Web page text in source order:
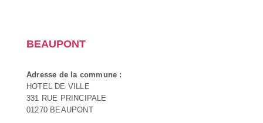
BEAUPONT
Adresse de la commune :
HOTEL DE VILLE
331 RUE PRINCIPALE
01270 BEAUPONT